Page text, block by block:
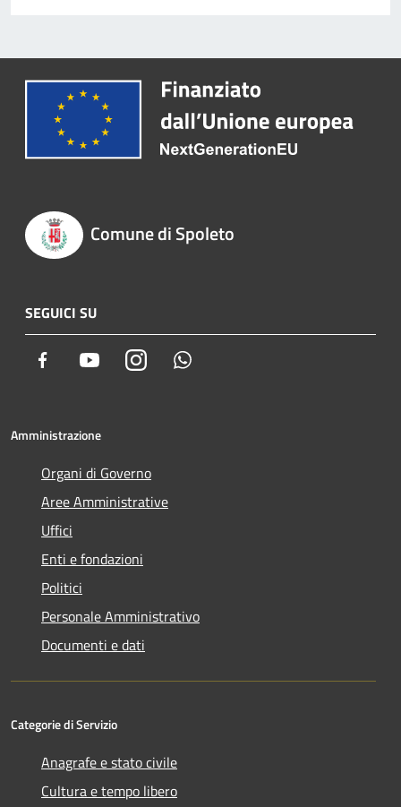
Comune di Spoleto
SEGUICI SU
Facebook YoutubeInstagram
Amministrazione
Organi di Governo
Aree Amministrative
Uffici
Enti e fondazioni
Politici
Personale Amministrativo
Documenti e dati
Categorie di Servizio
Anagrafe e stato civile
Cultura e tempo libero